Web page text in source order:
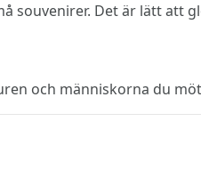
souvenirer. Det är lätt
och människorna du